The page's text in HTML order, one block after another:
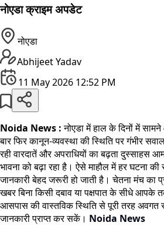
नोएडा क्राइम अपडेट
नोएडा
Abhijeet Yadav
11 May 2026 12:52 PM
Noida News :नोएडा में हाल के दिनों में
बार फिर कानून-व्यवस्था की स्थिति पर गंभीर
रही वारदातें और अपराधियों का बढ़ता दुस्साहस
भावना को बढ़ा रहा है। ऐसे माहौल में हर घटना
जानकारी बेहद जरूरी हो जाती है। चेतना मंच का
खबर बिना किसी दबाव या पक्षपात के सीधे
आसपास की वास्तविक स्थिति से पूरी तरह
जानकारी प्राप्त कर सकें। Noida News